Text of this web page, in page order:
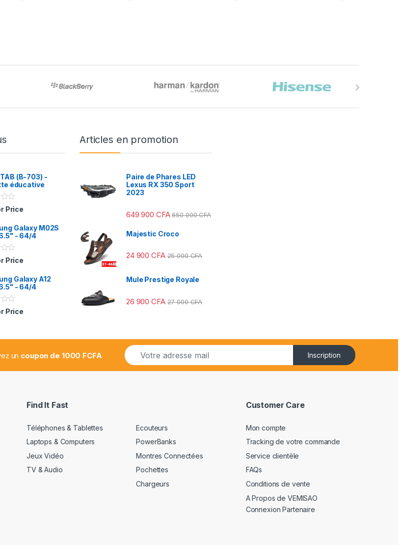
(B-703) -
éducative
Price
Galaxy M02S
- 64/4
Price
Galaxy A12
- 64/4
Price
Articles en promotion
Paire de Phares LED
Lexus RX 350 Sport
2023
649 900 CFA 650 000CFA
Majestic Croco
24 900CFA 25 000CFA
Mule Prestige Royale
26 900CFA 27 000CFA
un coupon de 1000 FCFA
E
m
a
Inscription
Find It Fast
Téléphones & Tablettes
Laptops & Computers
Jeux Vidéo
TV & Audio
Ecouteurs
PowerBanks
Montres Connectées
Pochettes
Chargeurs
Customer Care
Mon compte
Tracking de votre commande
Service clientèle
FAQs
Conditions de vente
A Propos de VEMISAO
Connexion Partenaire